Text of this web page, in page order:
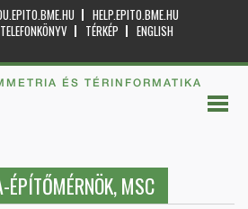
HELP.EPITO.BME.HU
TELEFONKÖNYV TÉRKÉP
ENGLISH
ÉS TÉRINFORMATIKA
ÉPÍTŐMÉRNÖK, MSC